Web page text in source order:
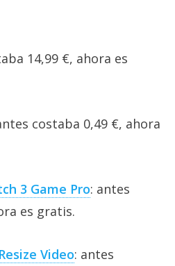
14,99 €, ahora es
costaba 0,49 €, ahora
3 Game Pro: antes
es gratis.
Video: antes